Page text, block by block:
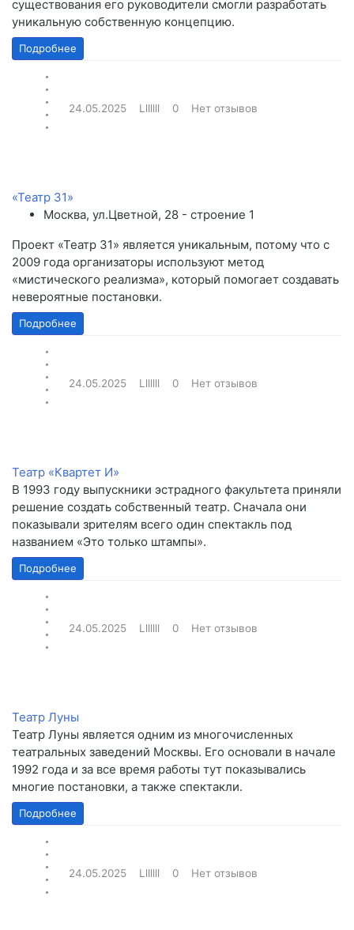
существования его руководители смогли разработать
уникальную собственную концепцию.
Подробнее
24.05.2025 Lllllll 0 Нет отзывов
«Театр 31»
Москва, ул.Цветной, 28 - строение 1
Проект «Театр 31» является уникальным, потому что с
2009 года организаторы используют метод
«мистического реализма», который помогает создавать
невероятные постановки.
Подробнее
24.05.2025 Lllllll 0 Нет отзывов
Театр «Квартет И»
В 1993 году выпускники эстрадного факультета приняли
решение создать собственный театр. Сначала они
показывали зрителям всего один спектакль под
названием «Это только штампы».
Подробнее
24.05.2025 Lllllll 0 Нет отзывов
Театр Луны
Театр Луны является одним из многочисленных
театральных заведений Москвы. Его основали в начале
1992 года и за все время работы тут показывались
многие постановки, а также спектакли.
Подробнее
24.05.2025 Lllllll 0 Нет отзывов